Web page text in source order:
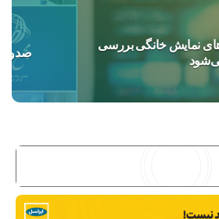
نمایش خانگی بررسی
صدور